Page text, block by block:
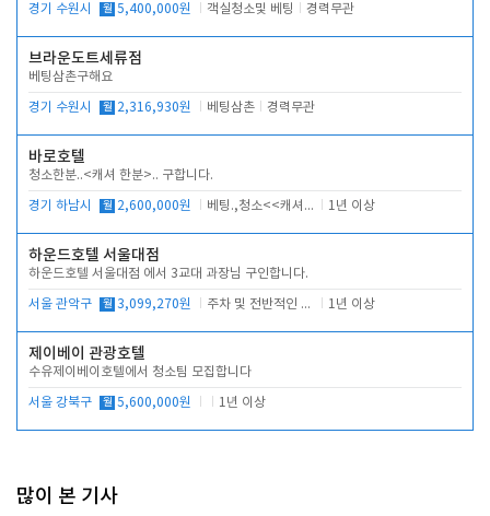
경기 수원시 월 5,400,000원 객실청소및 베팅 경력무관
브라운도트세류점
베팅삼촌구해요
경기 수원시 월 2,316,930원 베팅삼촌 경력무관
바로호텔
청소한분..<캐셔 한분>.. 구합니다.
경기 하남시 월 2,600,000원 베팅.,청소<<캐셔 모셔봅니다. 1년 이상
하운드호텔 서울대점
하운드호텔 서울대점 에서 3교대 과장님 구인합니다.
서울 관악구 월 3,099,270원 주차 및 전반적인 당번업무 1년 이상
제이베이 관광호텔
수유제이베이호텔에서 청소팀 모집합니다
서울 강북구 월 5,600,000원 1년 이상
많이 본 기사